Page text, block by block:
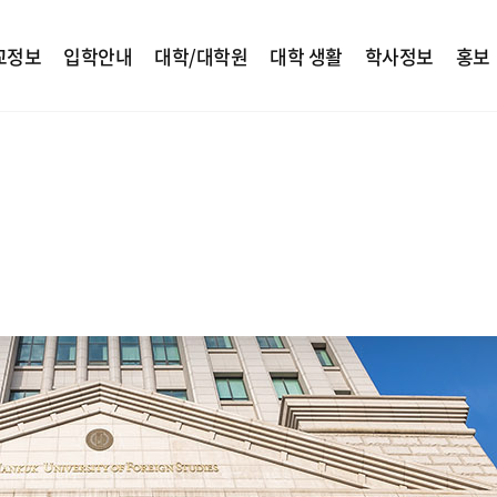
정보 입학안내 대학/대학원 대학 생활 학사정보 홍보